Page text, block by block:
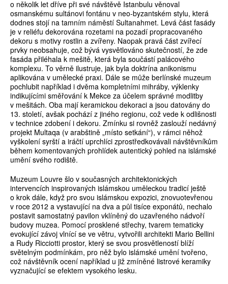
o několik let dříve při své návštěvě Istanbulu věnoval
osmanskému sultánovi fontánu v neo-byzantském stylu, která
dodnes stojí na tamním náměstí Sultanahmet. Levá část fasády
je v reliéfu dekorována rozetami na pozadí propracovaného
dekoru s motivy rostlin a zvířeny. Naopak pravá část zvířecí
prvky neobsahuje, což bývá vysvětlováno skutečností, že zde
fasáda přiléhala k mešitě, která byla součástí palácového
komplexu. To věrně ilustruje, jak byla doktrína anikonismu
aplikována v umělecké praxi. Dále se může berlínské muzeum
pochlubit například i dvěma kompletními mihráby, výklenky
indikujícími směřování k Mekce za účelem správné modlitby
v mešitách. Oba mají keramickou dekoraci a jsou datovány do
13. století, avšak pochází z jiného regionu, což vede k odlišnosti
v technice zdobení i dekoru. Zmínku si rovněž zaslouží nedávný
projekt Multaqa (v arabštině „místo setkání“), v rámci něhož
vyškolení syrští a iráčtí uprchlíci zprostředkovávali návštěvníkům
během komentovaných prohlídek autentický pohled na islámské
umění svého rodiště.
Muzeum Louvre šlo v současných architektonických
intervencích inspirovaných islámskou uměleckou tradicí ještě
o krok dále, když pro svou islámskou expozici, znovuotevřenou
v roce 2012 a vystavující na dva a půl tisíce exponátů, nechalo
postavit samostatný pavilon vklíněný do uzavřeného nádvoří
budovy muzea. Pomocí prosklené střechy, tvarem tematicky
evokující závoj vlnící se ve větru, vytvořili architekti Mario Bellini
a Rudy Ricciotti prostor, který se svou prosvětleností blíží
světelným podmínkám, pro něž bylo islámské umění tvořeno,
což návštěvník ocení například u již zmíněné listrové keramiky
vyznačující se efektem vysokého lesku.